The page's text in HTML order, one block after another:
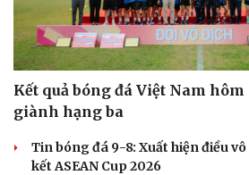
Kết quả bóng đá Việt Nam hôm
giành hạng ba
Tin bóng đá 9-8: Xuất hiện điều
kết ASEAN Cup 2026